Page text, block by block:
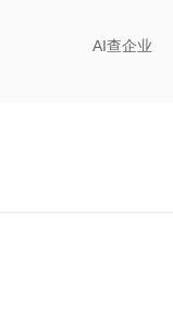
AI查企业